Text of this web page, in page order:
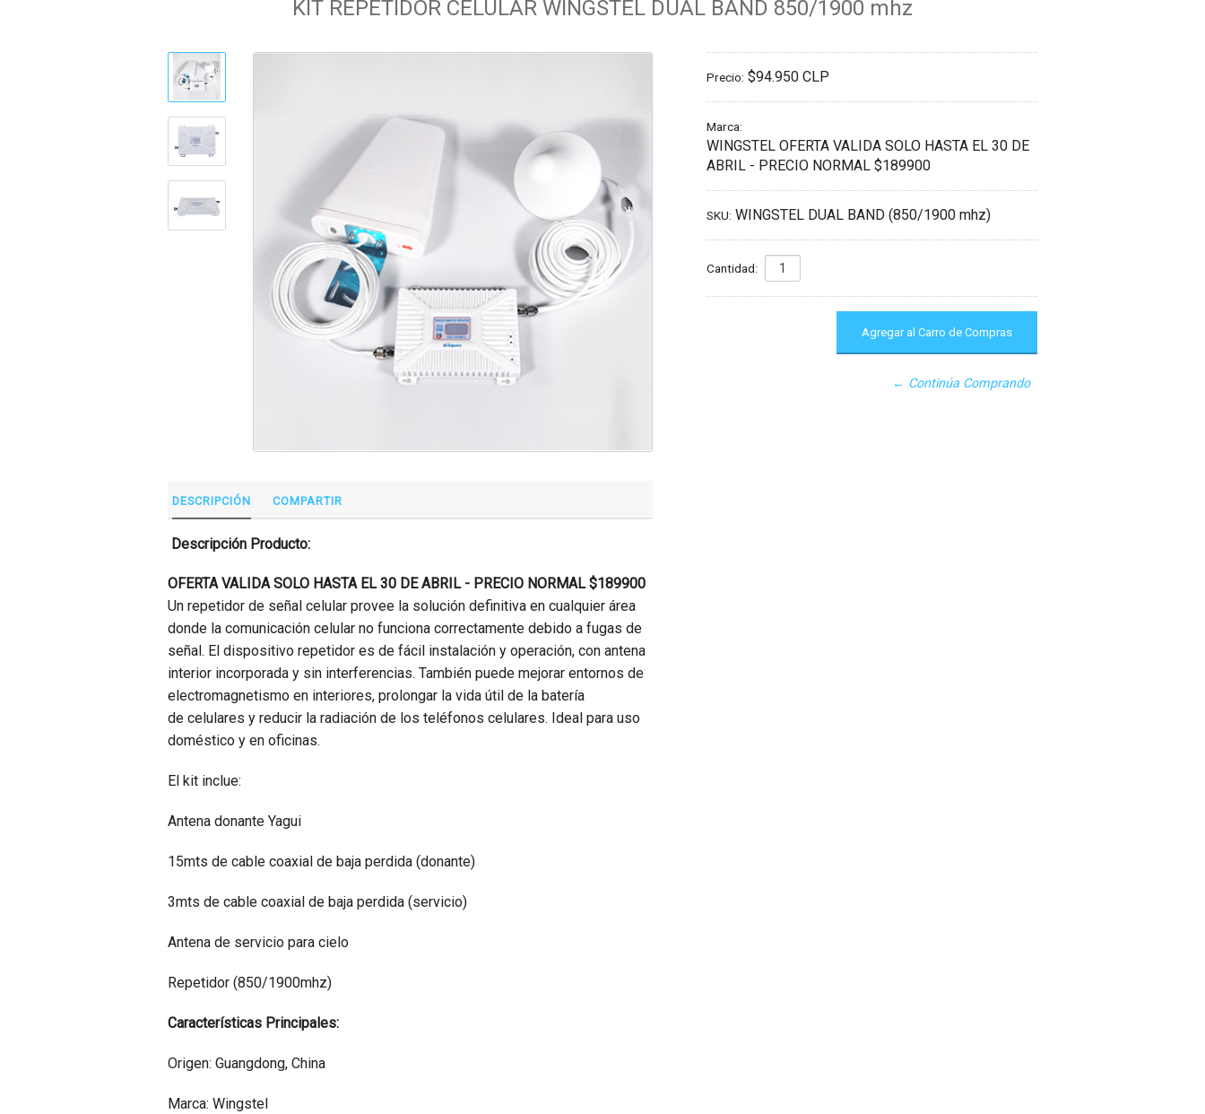
Almacenamiento
Alarmas auto-gestionadas
Pantallas
Descargas
KIT REPETIDOR CELULAR WINGSTEL DUAL BAND 850/1900 mhz
DESCRIPCIÓN COMPARTIR
Descripción Producto:
OFERTA VALIDA SOLO HASTA EL 30 DE ABRIL - PRECIO NORMAL $189900
Un repetidor de señal celular provee la solución definitiva en cualquier área
donde la comunicación celular no funciona correctamente debido a fugas de
señal. El dispositivo repetidor es de fácil instalación y operación, con antena
interior incorporada y sin interferencias. También puede mejorar entornos de
electromagnetismo en interiores, prolongar la vida útil de la batería
de celulares y reducir la radiación de los teléfonos celulares. Ideal para uso
doméstico y en oficinas.
El kit inclue:
Antena donante Yagui
15mts de cable coaxial de baja perdida (donante)
3mts de cable coaxial de baja perdida (servicio)
Antena de servicio para cielo
Repetidor (850/1900mhz)
Características Principales:
Origen: Guangdong, China
Marca: Wingstel
Precio: $94.950 CLP
Marca:
WINGSTEL OFERTA VALIDA SOLO HASTA EL 30 DE
ABRIL - PRECIO NORMAL $189900
SKU: WINGSTEL DUAL BAND (850/1900 mhz)
Cantidad:
← Continúa Comprando